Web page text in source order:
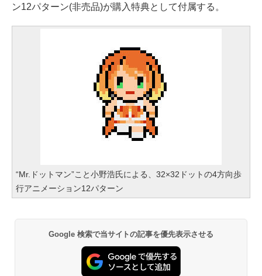
ン12パターン(非売品)が購入特典として付属する。
“Mr.ドットマン”こと小野浩氏による、32×32ドットの4方向歩
行アニメーション12パターン
Google 検索で当サイトの記事を優先表示させる